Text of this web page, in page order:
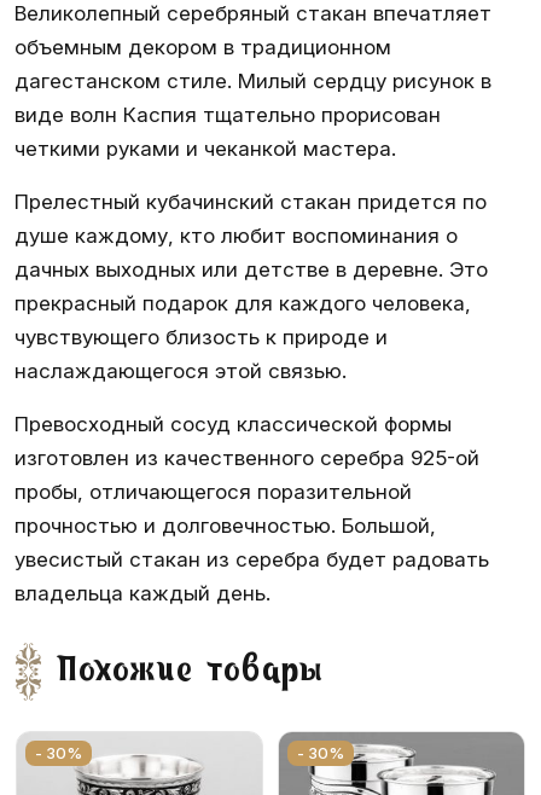
Великолепный серебряный стакан впечатляет
объемным декором в традиционном
дагестанском стиле. Милый сердцу рисунок в
виде волн Каспия тщательно прорисован
четкими руками и чеканкой мастера.
Прелестный кубачинский стакан придется по
душе каждому, кто любит воспоминания о
дачных выходных или детстве в деревне. Это
прекрасный подарок для каждого человека,
чувствующего близость к природе и
наслаждающегося этой связью.
Превосходный сосуд классической формы
изготовлен из качественного серебра 925-ой
пробы, отличающегося поразительной
прочностью и долговечностью. Большой,
увесистый стакан из серебра будет радовать
владельца каждый день.
Похожие товары
- 30% - 30%